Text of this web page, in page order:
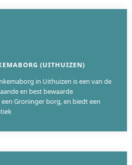
(UITHUIZEN)
in Uithuizen is een van de
en best bewaarde
Groninger borg, en biedt een